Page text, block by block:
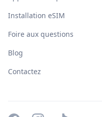
Installation eSIM
Foire aux questions
Blog
Contactez